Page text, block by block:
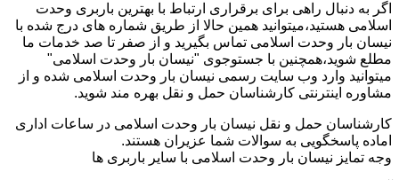
اگر به دنبال راهی برای برقراری ارتباط با بهترین باربری وحدت
اسلامی هستید،میتوانید همین حالا از طریق شماره های درج شده با
نیسان بار وحدت اسلامی تماس بگیرید و از صفر تا صد خدمات ما
مطلع شوید،همچنین با جستوجوی "نیسان بار وحدت اسلامی"
میتوانید وارد وب سایت رسمی نیسان بار وحدت اسلامی شده و از
مشاوره اینترنتی کارشناسان حمل و نقل بهره مند شوید.
کارشناسان حمل و نقل نیسان بار وحدت اسلامی در ساعات اداری
اماده پاسخگویی به سوالات شما عزیران هستند.
وجه تمایز نیسان بار وحدت اسلامی با سایر باربری ها